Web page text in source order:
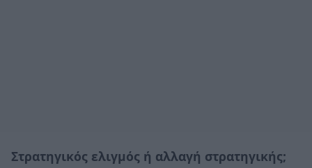
Στρατηγικός ελιγμός ή αλλαγή στρατηγικής;